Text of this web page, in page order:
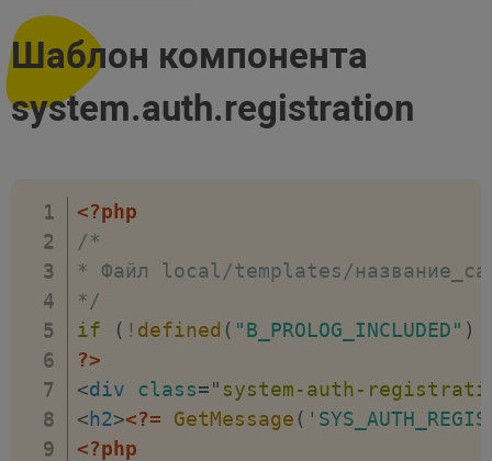
Шаблон компонента
system.auth.registration
<?php
/*
* Файл local/templates/
*/
if
( ! defined ( "B_PROLOG_INCLUDED" )
?>
<div class=" system-auth-
<h2><?= GetMessage (
<?php